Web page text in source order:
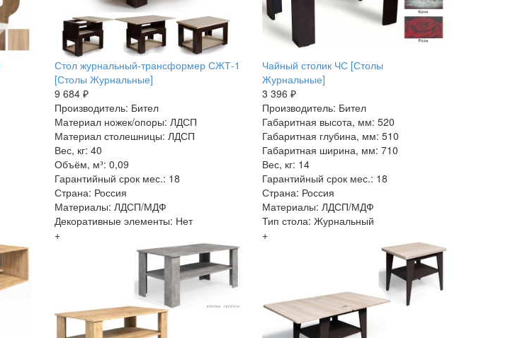
Стол журнальный-трансформер СЖТ-1
[Столы Журнальные]
9 684 ₽
Производитель: Бител
Материал ножек/опоры: ЛДСП
Материал столешницы: ЛДСП
Вес, кг: 40
Объём, м³: 0,09
Гарантийный срок мес.: 18
Страна: Россия
Материалы: ЛДСП/МДФ
Декоративные элементы: Нет
+
Чайный столик ЧС [Столы
Журнальные]
3 396 ₽
Производитель: Бител
Габаритная высота, мм: 520
Габаритная глубина, мм: 510
Габаритная ширина, мм: 710
Вес, кг: 14
Гарантийный срок мес.: 18
Страна: Россия
Материалы: ЛДСП/МДФ
Тип стола: Журнальный
+